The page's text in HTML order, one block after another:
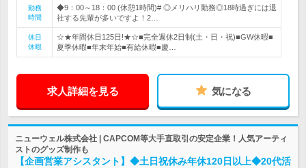
勤務
時間
◆9：00～18：00 (休憩1時間)# ◎メリハリ勤務◎18時過ぎには退
社する先輩が多いですよ！2…
休日
休暇
☆★年間休日125日!★☆■完全週休2日制(土・日・祝)■GW休暇■
夏季休暇■年末年始■有給休暇■慶…
求人詳細を見る 気になる
ニューウェル株式会社 | CAPCOM等大手直取引の安定企業！人気アーティ
ストのグッズ制作も
【企画営業アシスタント】◆土日祝休み年休120日以上◆20代活